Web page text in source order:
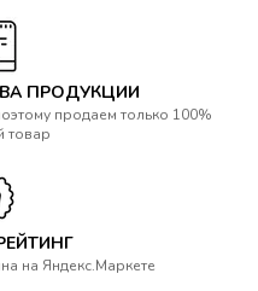
ПРОДУКЦИИ
продаем только 100%
товар
на Яндекс.Маркете